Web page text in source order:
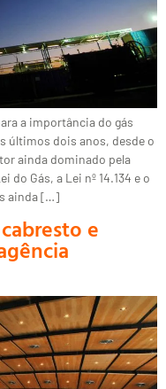
a importância do gás
últimos dois anos, desde o
ainda dominado pela
do Gás, a Lei nº 14.134 e o
ainda […]
e